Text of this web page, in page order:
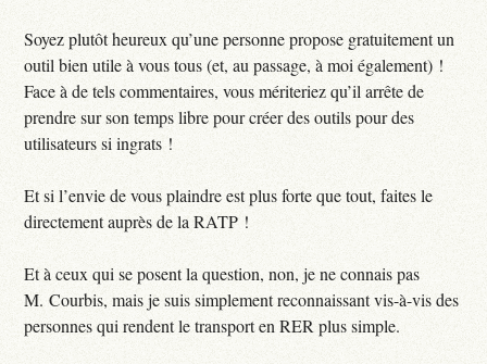
Soyez plutôt heureux qu’une personne propose gratuitement un
outil bien utile à vous tous (et, au passage, à moi également) !
Face à de tels commentaires, vous mériteriez qu’il arrête de
prendre sur son temps libre pour créer des outils pour des
utilisateurs si ingrats !
Et si l’envie de vous plaindre est plus forte que tout, faites le
directement auprès de la RATP !
Et à ceux qui se posent la question, non, je ne connais pas
M. Courbis, mais je suis simplement reconnaissant vis-à-vis des
personnes qui rendent le transport en RER plus simple.